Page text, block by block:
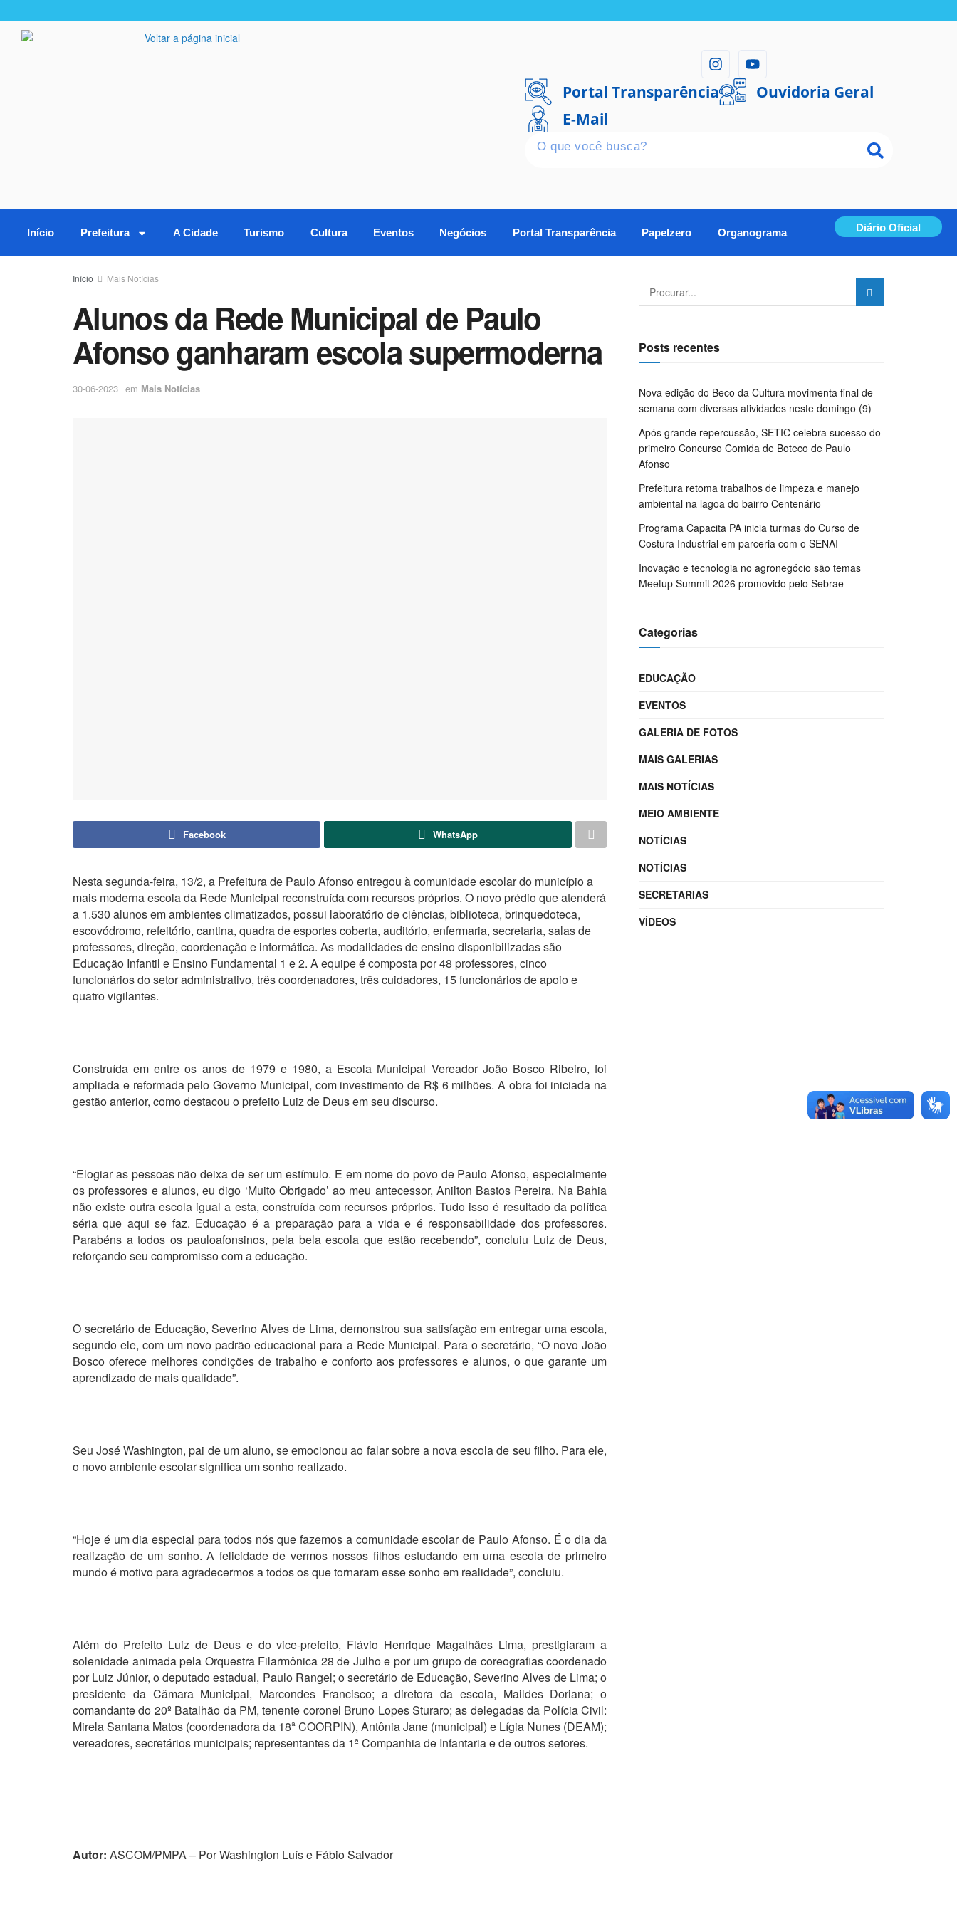
Portal Transparência
Ouvidoria Geral
E-Mail
Início Prefeitura A Cidade Turismo Cultura Eventos Negócios Portal Transparência Papelzero Organograma Diário Oficial
Início Mais Notícias
Alunos da Rede Municipal de Paulo
Afonso ganharam escola supermoderna
30-06-2023 em Mais Notícias
Facebook WhatsApp
Nesta segunda-feira, 13/2, a Prefeitura de Paulo Afonso entregou à comunidade escolar do município a
mais moderna escola da Rede Municipal reconstruída com recursos próprios. O novo prédio que atenderá
a 1.530 alunos em ambientes climatizados, possui laboratório de ciências, biblioteca, brinquedoteca,
escovódromo, refeitório, cantina, quadra de esportes coberta, auditório, enfermaria, secretaria, salas de
professores, direção, coordenação e informática. As modalidades de ensino disponibilizadas são
Educação Infantil e Ensino Fundamental 1 e 2. A equipe é composta por 48 professores, cinco
funcionários do setor administrativo, três coordenadores, três cuidadores, 15 funcionários de apoio e
quatro vigilantes.
Construída em entre os anos de 1979 e 1980, a Escola Municipal Vereador João Bosco Ribeiro, foi
ampliada e reformada pelo Governo Municipal, com investimento de R$ 6 milhões. A obra foi iniciada na
gestão anterior, como destacou o prefeito Luiz de Deus em seu discurso.
“Elogiar as pessoas não deixa de ser um estímulo. E em nome do povo de Paulo Afonso, especialmente
os professores e alunos, eu digo ‘Muito Obrigado’ ao meu antecessor, Anilton Bastos Pereira. Na Bahia
não existe outra escola igual a esta, construída com recursos próprios. Tudo isso é resultado da política
séria que aqui se faz. Educação é a preparação para a vida e é responsabilidade dos professores.
Parabéns a todos os pauloafonsinos, pela bela escola que estão recebendo”, concluiu Luiz de Deus,
reforçando seu compromisso com a educação.
O secretário de Educação, Severino Alves de Lima, demonstrou sua satisfação em entregar uma escola,
segundo ele, com um novo padrão educacional para a Rede Municipal. Para o secretário, “O novo João
Bosco oferece melhores condições de trabalho e conforto aos professores e alunos, o que garante um
aprendizado de mais qualidade”.
Seu José Washington, pai de um aluno, se emocionou ao falar sobre a nova escola de seu filho. Para ele,
o novo ambiente escolar significa um sonho realizado.
“Hoje é um dia especial para todos nós que fazemos a comunidade escolar de Paulo Afonso. É o dia da
realização de um sonho. A felicidade de vermos nossos filhos estudando em uma escola de primeiro
mundo é motivo para agradecermos a todos os que tornaram esse sonho em realidade”, concluiu.
Além do Prefeito Luiz de Deus e do vice-prefeito, Flávio Henrique Magalhães Lima, prestigiaram a
solenidade animada pela Orquestra Filarmônica 28 de Julho e por um grupo de coreografias coordenado
por Luiz Júnior, o deputado estadual, Paulo Rangel; o secretário de Educação, Severino Alves de Lima; o
presidente da Câmara Municipal, Marcondes Francisco; a diretora da escola, Maildes Doriana; o
comandante do 20º Batalhão da PM, tenente coronel Bruno Lopes Sturaro; as delegadas da Polícia Civil:
Mirela Santana Matos (coordenadora da 18ª COORPIN), Antônia Jane (municipal) e Lígia Nunes (DEAM);
vereadores, secretários municipais; representantes da 1ª Companhia de Infantaria e de outros setores.
Autor: ASCOM/PMPA – Por Washington Luís e Fábio Salvador
Posts recentes
Nova edição do Beco da Cultura movimenta final de
semana com diversas atividades neste domingo (9)
Após grande repercussão, SETIC celebra sucesso do
primeiro Concurso Comida de Boteco de Paulo
Afonso
Prefeitura retoma trabalhos de limpeza e manejo
ambiental na lagoa do bairro Centenário
Programa Capacita PA inicia turmas do Curso de
Costura Industrial em parceria com o SENAI
Inovação e tecnologia no agronegócio são temas
Meetup Summit 2026 promovido pelo Sebrae
Categorias
EDUCAÇÃO
EVENTOS
GALERIA DE FOTOS
MAIS GALERIAS
MAIS NOTÍCIAS
MEIO AMBIENTE
NOTÍCIAS
NOTÍCIAS
SECRETARIAS
VÍDEOS